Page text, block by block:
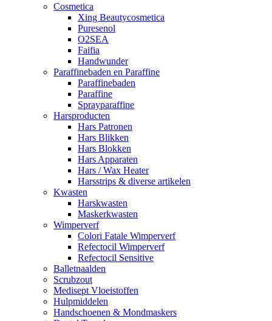
Cosmetica
Xing Beautycosmetica
Puresenol
O2SEA
Faifia
Handwunder
Paraffinebaden en Paraffine
Paraffinebaden
Paraffine
Sprayparaffine
Harsproducten
Hars Patronen
Hars Blikken
Hars Blokken
Hars Apparaten
Hars / Wax Heater
Harsstrips & diverse artikelen
Kwasten
Harskwasten
Maskerkwasten
Wimperverf
Colori Fatale Wimperverf
Refectocil Wimperverf
Refectocil Sensitive
Balletnaalden
Scrubzout
Medisept Vloeistoffen
Hulpmiddelen
Handschoenen & Mondmaskers